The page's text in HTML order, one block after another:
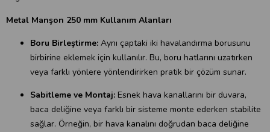
Metal Manşon 250 mm Kullanım Alanları
Boru Birleştirme: Aynı çaptaki iki havalandırma borusunu
birbirine eklemek için kullanılır. Bu, boru hatlarını uzatırken
veya farklı yönlere yönlendirirken pratik bir çözüm sunar.
Sabitleme ve Montaj: Esnek hava kanallarını bir duvara,
baca deliğine veya farklı bir sisteme monte ederken stabilite
sağlar. Örneğin, bir hava kanalını doğrudan baca deliğine